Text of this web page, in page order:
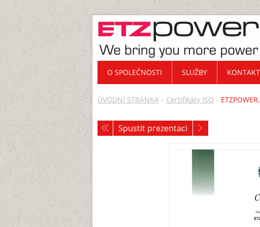
ÚVODNÍ STRÁNKA Certifikáty ISO
Spustit prezentaci
O SPOLEČNOSTI SLUŽBY